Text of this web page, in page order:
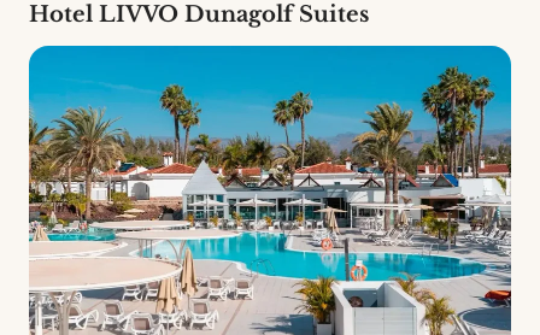
Hotel LIVVO Dunagolf Suites